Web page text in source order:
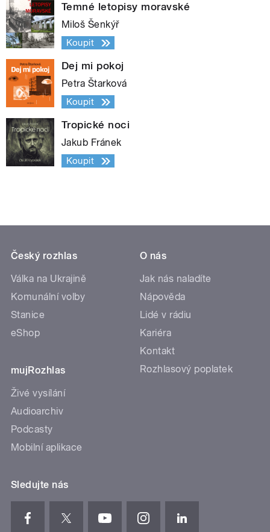
Temné letopisy moravské
Miloš Šenkýř
Koupit
Dej mi pokoj
Petra Štarková
Koupit
Tropické noci
Jakub Fránek
Koupit
Český rozhlas
Válka na Ukrajině
Komunální volby
Stanice
eShop
mujRozhlas
Živé vysílání
Audioarchiv
Podcasty
Mobilní aplikace
O nás
Jak nás naladíte
Nápověda
Lidé v rádiu
Kariéra
Kontakt
Rozhlasový poplatek
Sledujte nás